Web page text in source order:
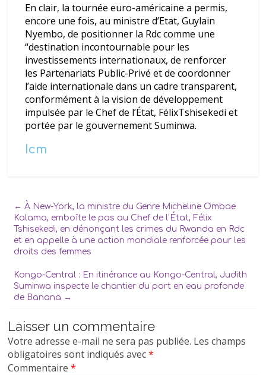
En clair, la tournée euro-américaine a permis,
encore une fois, au ministre d’Etat, Guylain
Nyembo, de positionner la Rdc comme une
“destination incontournable pour les
investissements internationaux, de renforcer
les Partenariats Public-Privé et de coordonner
l’aide internationale dans un cadre transparent,
conformément à la vision de développement
impulsée par le Chef de l’État, FélixTshisekedi et
portée par le gouvernement Suminwa.
Icm
← À New-York, la ministre du Genre Micheline Ombae
Kalama, emboîte le pas au Chef de l’État, Félix
Tshisekedi, en dénonçant les crimes du Rwanda en Rdc
et en appelle à une action mondiale renforcée pour les
droits des femmes
Kongo-Central : En itinérance au Kongo-Central, Judith
Suminwa inspecte le chantier du port en eau profonde
de Banana →
Laisser un commentaire
Votre adresse e-mail ne sera pas publiée. Les champs
obligatoires sont indiqués avec*
Commentaire*